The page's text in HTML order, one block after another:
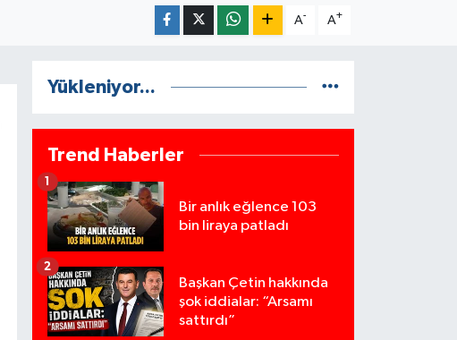
A- A+
Yükleniyor...
Trend Haberler
Bir anlık eğlence 103
bin liraya patladı
1
Başkan Çetin hakkında
şok iddialar: “Arsamı
sattırdı”
2